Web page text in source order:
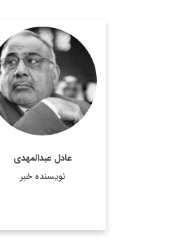
عادل عبدالمهدی
نویسنده خبر
دكتر عادل عبدالمهدي
(متولد 1942) اقتصاددان و
سياستمدار، وزير نفت،
معاون سابق رئيس
جمهوري و از رهبران
است. وي همچنين در
دولت موقت اياد علاوي، ...